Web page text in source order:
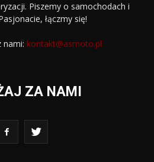
Piszemy o samochodach i
łączmy się!
nami: kontakt@asmoto.pl
ZA NAMI